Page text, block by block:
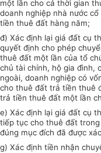
một lần cho cả thời gian
doanh nghiệp nhà nước
tiền thuê đất hàng năm;
đ) Xác định lại giá đất cụ
quyết định cho phép
thuê đất một lần của tổ
chủ tài chính, hộ gia đình,
ngoài, doanh nghiệp có
cho thuê đất trả tiền thuê
trả tiền thuê đất một lần
e) Xác định lại giá đất cụ
tiếp tục cho thuê đất
đúng mục đích đã được
g) Xác định tiền nhận